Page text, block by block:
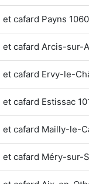
cafard Payns
cafard Arcis-sur-
cafard Ervy-le-
cafard Estissac
cafard Mailly-le-
cafard Méry-sur-